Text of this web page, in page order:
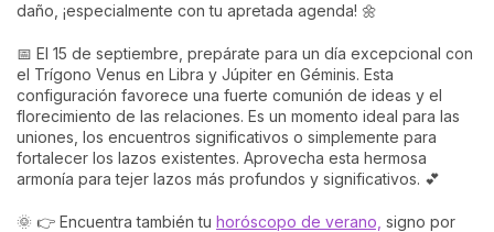
daño, ¡especialmente con tu apretada agenda! 🌼
📅 El 15 de septiembre, prepárate para un día excepcional con
el Trígono Venus en Libra y Júpiter en Géminis. Esta
configuración favorece una fuerte comunión de ideas y el
florecimiento de las relaciones. Es un momento ideal para las
uniones, los encuentros significativos o simplemente para
fortalecer los lazos existentes. Aprovecha esta hermosa
armonía para tejer lazos más profundos y significativos. 💕
🌞 👉 Encuentra también tu horóscopo de verano, signo por